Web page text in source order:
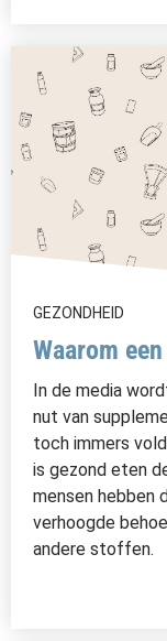
GEZONDHEID
Waarom
In de media
nut van
toch immers
is gezond eten
mensen hebben
verhoogde
andere stoffen.